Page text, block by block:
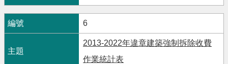
6
2013-2022年違章建築強制拆除收費
作業統計表